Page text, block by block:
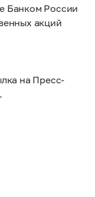
Банком России
акций
на Пресс-